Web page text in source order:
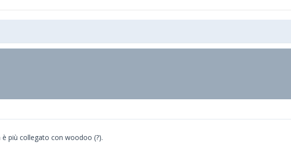
più collegato con woodoo (?).